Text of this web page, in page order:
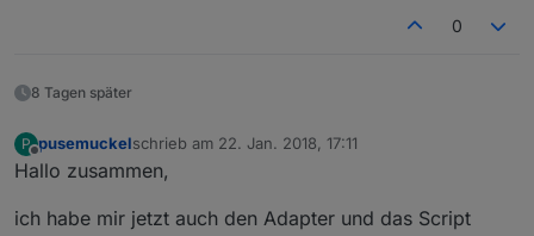
0
8 Tagen später
P
Offline
pusemuckelschrieb am 22. Jan. 2018, 17:11
zuletzt editiert von
Hallo zusammen,
ich habe mir jetzt auch den Adapter und das Script